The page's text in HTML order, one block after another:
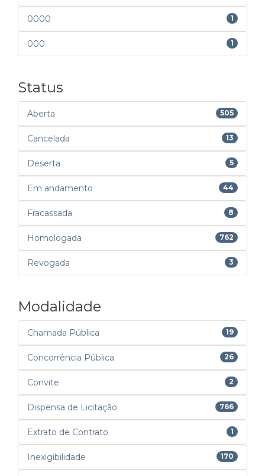
0000 1
000 1
Status
Aberta 505
Cancelada 13
Deserta 5
Em andamento 44
Fracassada 8
Homologada 762
Revogada 3
Modalidade
Chamada Pública 19
Concorrência Pública 26
Convite 2
Dispensa de Licitação 766
Extrato de Contrato 1
Inexigibilidade 170